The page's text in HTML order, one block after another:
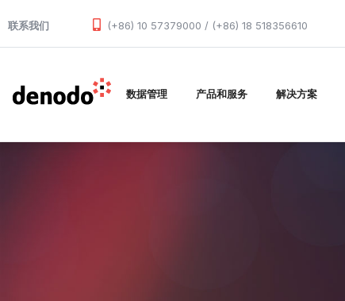
联系我们 (+86) 10 57379000 / (+86) 18 518356610
数据管理 产品和服务 解决方案